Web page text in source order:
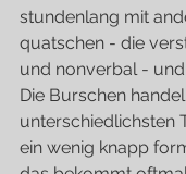
stundenlang mit
quatschen - die
und nonverbal -
Die Burschen
unterschiedlichsten
ein wenig knapp